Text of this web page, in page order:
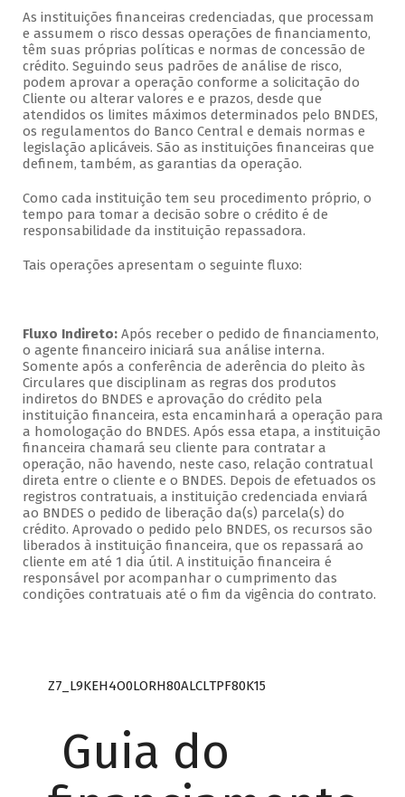
As instituições financeiras credenciadas, que processam
e assumem o risco dessas operações de financiamento,
têm suas próprias políticas e normas de concessão de
crédito. Seguindo seus padrões de análise de risco,
podem aprovar a operação conforme a solicitação do
Cliente ou alterar valores e e prazos, desde que
atendidos os limites máximos determinados pelo BNDES,
os regulamentos do Banco Central e demais normas e
legislação aplicáveis. São as instituições financeiras que
definem, também, as garantias da operação.
Como cada instituição tem seu procedimento próprio, o
tempo para tomar a decisão sobre o crédito é de
responsabilidade da instituição repassadora.
Tais operações apresentam o seguinte fluxo:
Fluxo Indireto: Após receber o pedido de financiamento,
o agente financeiro iniciará sua análise interna.
Somente após a conferência de aderência do pleito às
Circulares que disciplinam as regras dos produtos
indiretos do BNDES e aprovação do crédito pela
instituição financeira, esta encaminhará a operação para
a homologação do BNDES. Após essa etapa, a instituição
financeira chamará seu cliente para contratar a
operação, não havendo, neste caso, relação contratual
direta entre o cliente e o BNDES. Depois de efetuados os
registros contratuais, a instituição credenciada enviará
ao BNDES o pedido de liberação da(s) parcela(s) do
crédito. Aprovado o pedido pelo BNDES, os recursos são
liberados à instituição financeira, que os repassará ao
cliente em até 1 dia útil. A instituição financeira é
responsável por acompanhar o cumprimento das
condições contratuais até o fim da vigência do contrato.
Z7_L9KEH4O0LORH80ALCLTPF80K15
Guia do